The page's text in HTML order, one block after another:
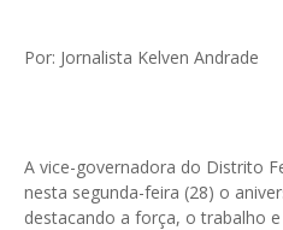
Por: Jornalista Kelven Andrade
A vice-governadora do Distrito
nesta segunda-feira (28) o
destacando a força, o trabalho